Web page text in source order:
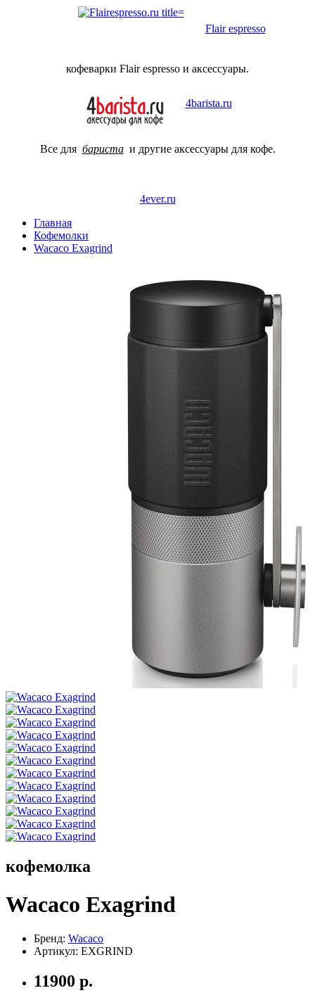
Flair espresso
кофеварки Flair espresso и аксессуары.
4barista.ru
Все для баристаи другие аксессуары для кофе.
4ever.ru
Главная
Кофемолки
Wacaco Exagrind
кофемолка
Wacaco Exagrind
Бренд: Wacaco
Артикул: EXGRIND
11900 р.